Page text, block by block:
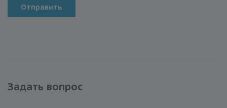
Отправить
Задать вопрос